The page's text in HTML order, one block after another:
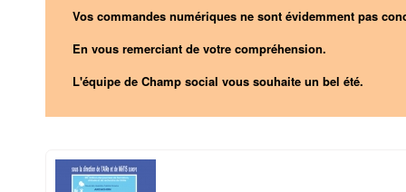
Vos commandes numériques ne sont évidemment pas
En vous remerciant de votre compréhension.
L'équipe de Champ social vous souhaite un bel été.